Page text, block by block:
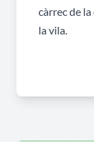
càrrec de
la vila.